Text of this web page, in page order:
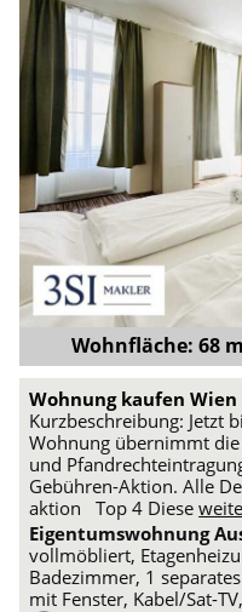
Wohnfläche: 68
Wohnung kaufen Wien
Kurzbeschreibung: Jetzt
Wohnung übernimmt
und
Gebühren-Aktion. Alle
aktion Top 4 Diese
Eigentumswohnung
vollmöbliert,
Badezimmer, 1
mit Fenster, Kabel/Sat-